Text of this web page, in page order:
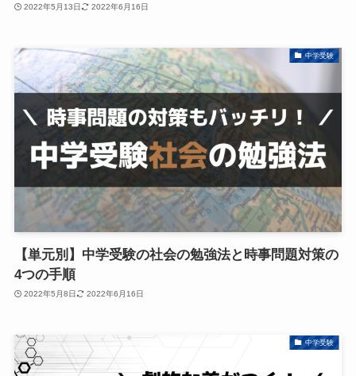
2022年5月13日 2022年6月16日
中学受験
【単元別】中学受験の社会の勉強法と時事問題対策の
4つの手順
2022年5月8日 2022年6月16日
中学受験